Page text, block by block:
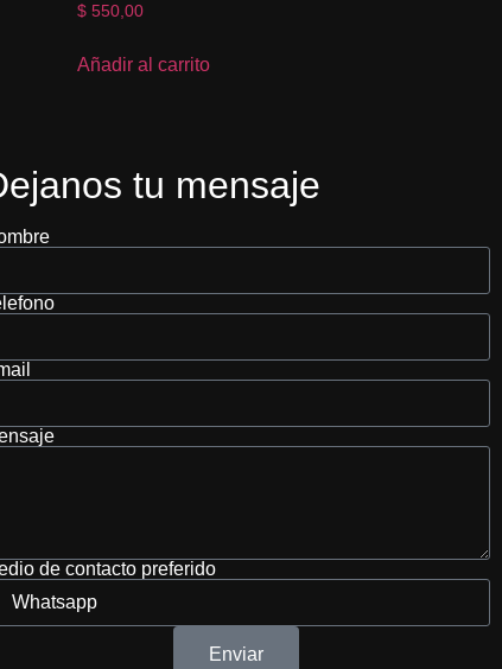
$ 550,00
Añadir al carrito
tu mensaje
de contacto preferido
Enviar